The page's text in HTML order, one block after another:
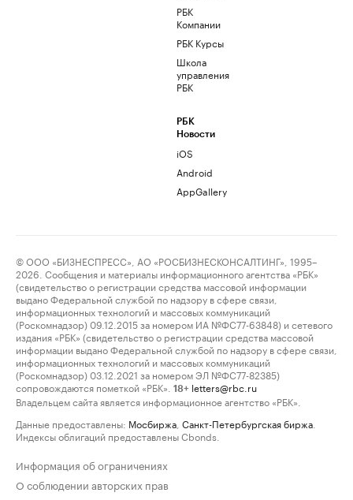
РБК
Компании
РБК Курсы
Школа
управления
РБК
РБК
Новости
iOS
Android
AppGallery
© ООО «БИЗНЕСПРЕСС», АО «РОСБИЗНЕСКОНСАЛТИНГ», 1995–
2026. Сообщения и материалы информационного агентства «РБК»
(свидетельство о регистрации средства массовой информации
выдано Федеральной службой по надзору в сфере связи,
информационных технологий и массовых коммуникаций
(Роскомнадзор) 09.12.2015 за номером ИА №ФС77-63848) и сетевого
издания «РБК» (свидетельство о регистрации средства массовой
информации выдано Федеральной службой по надзору в сфере связи,
информационных технологий и массовых коммуникаций
(Роскомнадзор) 03.12.2021 за номером ЭЛ №ФС77-82385)
сопровождаются пометкой «РБК».
18+ letters@rbc.ru
Владельцем сайта является информационное агентство «РБК».
Данные предоставлены: Мосбиржа Санкт-Петербургская биржа
Индексы облигаций предоставлены Cbonds.
Информация об ограничениях
О соблюдении авторских прав